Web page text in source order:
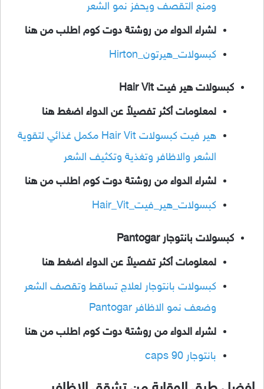
ومنع التقصف ويحفز نمو الشعر
لشراء الدواء من روشتة دوت كوم اطلب من هنا
كبسولات_هيرتون_Hirton
كبسولات هير فيت Hair Vit
لمعلومات أكثر تفصيلاً عن الدواء اضغط هنا
هير فيت كبسولات Hair Vit مكمل غذائي لتقوية
الشعر والاظافر وتغذية وتكثيف الشعر
لشراء الدواء من روشتة دوت كوم اطلب من هنا
كبسولات_هير_فيت_Hair_Vit
كبسولات بانتوجار Pantogar
لمعلومات أكثر تفصيلاً عن الدواء اضغط هنا
كبسولات بانتوجار لعلاج تساقط وتقصف الشعر
وضعف نمو الاظافر Pantogar
لشراء الدواء من روشتة دوت كوم اطلب من هنا
بانتوجار 90 caps